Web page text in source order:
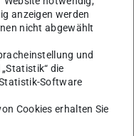
der Unimedizin
anzeigen werden
nicht abgewählt
und
die
Software
Cookies erhalten Sie